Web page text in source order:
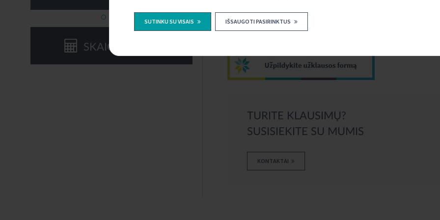
SUTINKU SU VISAIS IŠSAUGOTI PASIRINKTUS
Kaip tapti Biržų kredito unijos nariu?
TURITE KLAUSIMŲ?
SUSISIEKITE SU MUMIS
KONTAKTAI
SKAIČIUOKLĖS